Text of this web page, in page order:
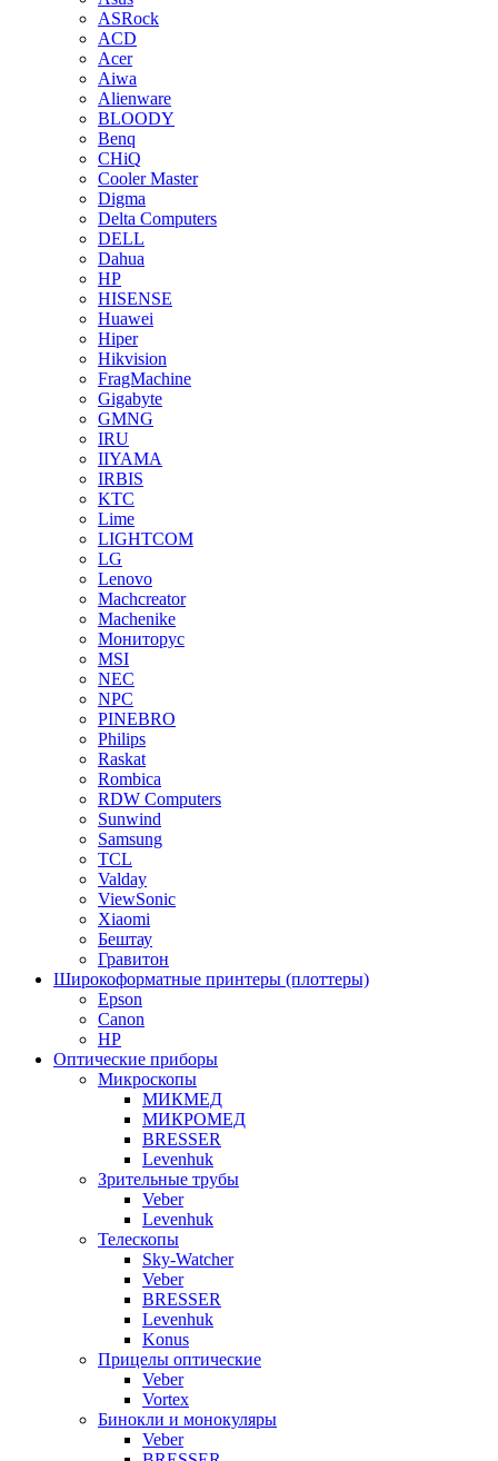
ASRock
ACD
Acer
Aiwa
Alienware
BLOODY
Benq
CHiQ
Cooler Master
Digma
Delta Computers
DELL
Dahua
HP
HISENSE
Huawei
Hiper
Hikvision
FragMachine
Gigabyte
GMNG
IRU
IIYAMA
IRBIS
KTC
Lime
LIGHTCOM
LG
Lenovo
Machcreator
Machenike
Мониторус
MSI
NEC
NPC
PINEBRO
Philips
Raskat
Rombica
RDW Computers
Sunwind
Samsung
TCL
Valday
ViewSonic
Xiaomi
Бештау
Гравитон
Широкоформатные принтеры (плоттеры)
Epson
Canon
HP
Оптические приборы
Микроскопы
МИКМЕД
МИКРОМЕД
BRESSER
Levenhuk
Зрительные трубы
Veber
Levenhuk
Телескопы
Sky-Watcher
Veber
BRESSER
Levenhuk
Konus
Прицелы оптические
Veber
Vortex
Бинокли и монокуляры
Veber